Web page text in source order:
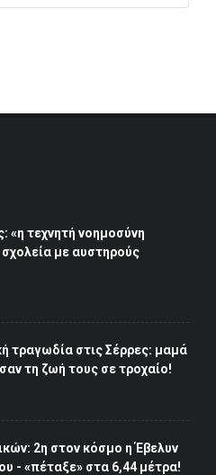
«η τεχνητή νοημοσύνη
σχολεία με αυστηρούς
τραγωδία στις Σέρρες: μαμά
τη ζωή τους σε τροχαίο!
2η στον κόσμο η Έβελυν
- «πέταξε» στα 6,44 μέτρα!